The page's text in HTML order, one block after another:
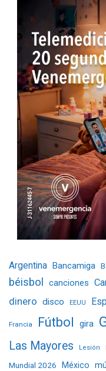
Argentina Bancamiga
béisbol canciones
dinero disco EEUU
Francia Fútbol gira
Las Mayores Lesión
Mundial 2026 México